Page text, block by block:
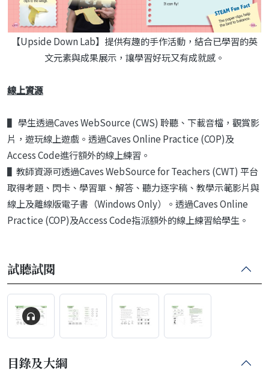
【Upside Down Lab】提供有趣的手作活動，結合已學習的英
文元素與成果展示，讓學習好玩又有成就感。
線上資源
▌ 學生透過Caves WebSource (CWS) 聆聽、下載音檔，觀賞影
片，遊玩線上遊戲。透過Caves Online Practice (COP)及
Access Code進行額外的線上練習。
▌教師資源可透過Caves WebSource for Teachers (CWT) 平台
取得考題、閃卡、學習單、解答、聽力逐字稿、教學示範影片與
線上及離線版電子書（Windows Only）。透過Caves Online
Practice (COP)及Access Code指派額外的線上練習給學生。
試聽試閱
目錄及大綱